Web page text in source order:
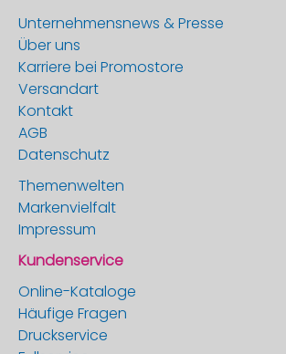
Unternehmensnews & Presse
Über uns
Karriere bei Promostore
Versandart
Kontakt
AGB
Datenschutz
Themenwelten
Markenvielfalt
Impressum
Kundenservice
Online-Kataloge
Häufige Fragen
Druckservice